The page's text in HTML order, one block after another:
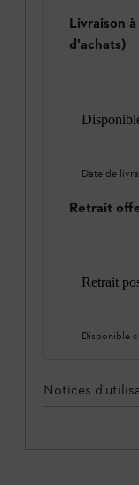
Livraison
d'achats)
Date de
Retrait
Retrait
Disponible
Notices